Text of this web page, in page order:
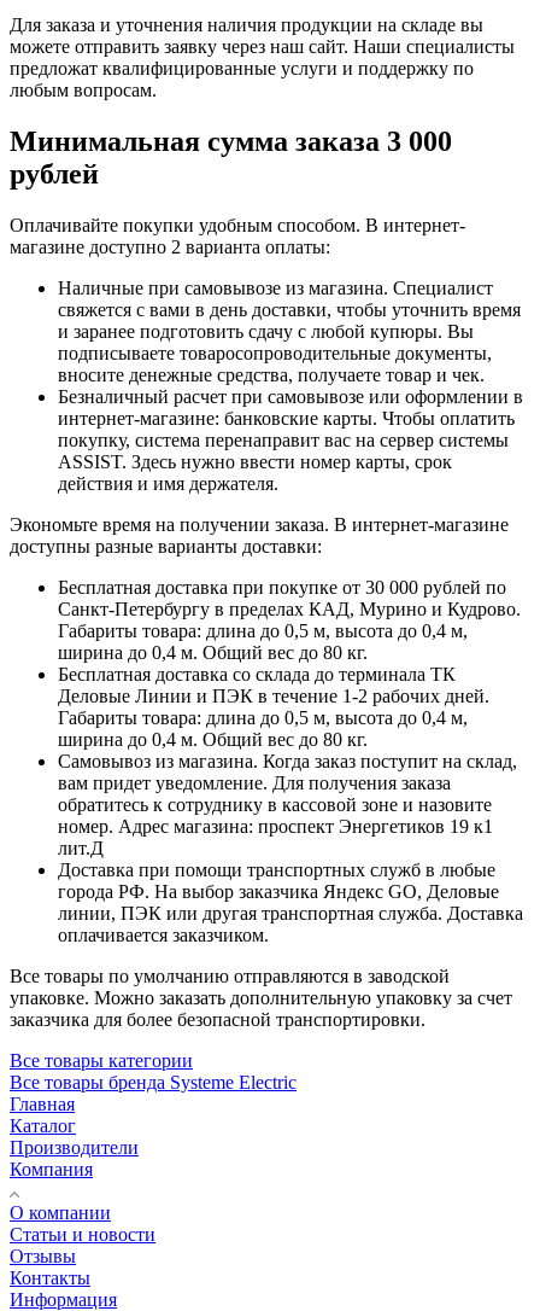
Для заказа и уточнения наличия продукции на складе вы
можете отправить заявку через наш сайт. Наши специалисты
предложат квалифицированные услуги и поддержку по
любым вопросам.
Минимальная сумма заказа 3 000
рублей
Оплачивайте покупки удобным способом. В интернет-
магазине доступно 2 варианта оплаты:
Наличные при самовывозе из магазина. Специалист
свяжется с вами в день доставки, чтобы уточнить время
и заранее подготовить сдачу с любой купюры. Вы
подписываете товаросопроводительные документы,
вносите денежные средства, получаете товар и чек.
Безналичный расчет при самовывозе или оформлении в
интернет-магазине: банковские карты. Чтобы оплатить
покупку, система перенаправит вас на сервер системы
ASSIST. Здесь нужно ввести номер карты, срок
действия и имя держателя.
Экономьте время на получении заказа. В интернет-магазине
доступны разные варианты доставки:
Бесплатная доставка при покупке от 30 000 рублей по
Санкт-Петербургу в пределах КАД, Мурино и Кудрово.
Габариты товара: длина до 0,5 м, высота до 0,4 м,
ширина до 0,4 м. Общий вес до 80 кг.
Бесплатная доставка со склада до терминала ТК
Деловые Линии и ПЭК в течение 1-2 рабочих дней.
Габариты товара: длина до 0,5 м, высота до 0,4 м,
ширина до 0,4 м. Общий вес до 80 кг.
Самовывоз из магазина. Когда заказ поступит на склад,
вам придет уведомление. Для получения заказа
обратитесь к сотруднику в кассовой зоне и назовите
номер. Адрес магазина: проспект Энергетиков 19 к1
лит.Д
Доставка при помощи транспортных служб в любые
города РФ. На выбор заказчика Яндекс GO, Деловые
линии, ПЭК или другая транспортная служба. Доставка
оплачивается заказчиком.
Все товары по умолчанию отправляются в заводской
упаковке. Можно заказать дополнительную упаковку за счет
заказчика для более безопасной транспортировки.
Все товары категории
Все товары бренда Systeme Electric
Главная
Каталог
Производители
Компания
О компании
Статьи и новости
Отзывы
Контакты
Информация